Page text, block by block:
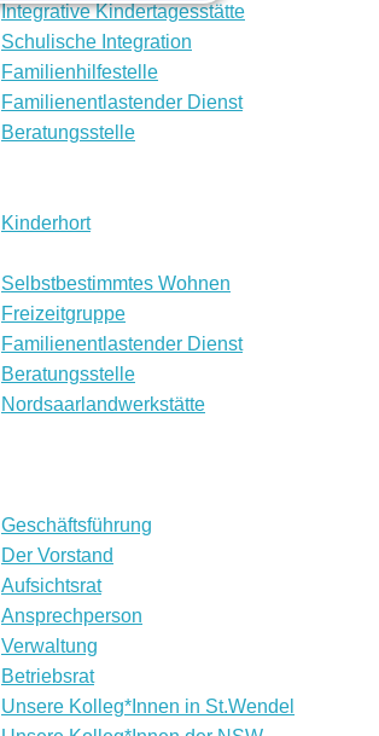
Integrative Kindertagesstätte
Schulische Integration
Familienhilfestelle
Familienentlastender Dienst
Beratungsstelle
Kinderhort
Selbstbestimmtes Wohnen
Freizeitgruppe
Familienentlastender Dienst
Beratungsstelle
Nordsaarlandwerkstätte
Geschäftsführung
Der Vorstand
Aufsichtsrat
Ansprechperson
Verwaltung
Betriebsrat
Unsere Kolleg*Innen in St.Wendel